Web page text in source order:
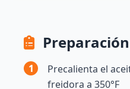
1
Precalienta el
freidora a 350°F